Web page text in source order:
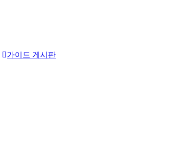
가이드 게시판